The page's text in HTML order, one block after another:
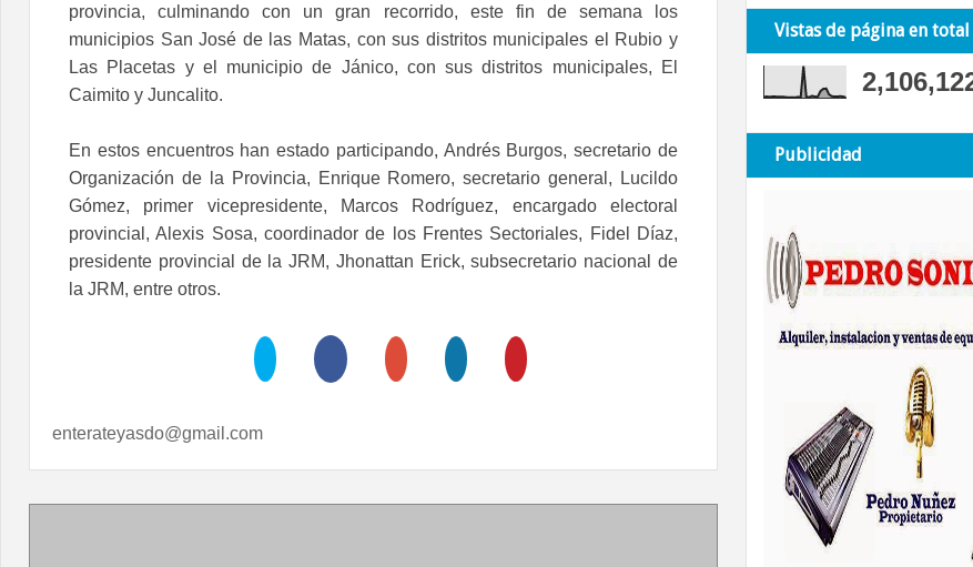
provincia, culminando con un gran recorrido, este fin de semana los
municipios San José de las Matas, con sus distritos municipales el Rubio y
Las Placetas y el municipio de Jánico, con sus distritos municipales, El
Caimito y Juncalito.
En estos encuentros han estado participando, Andrés Burgos, secretario de
Organización de la Provincia, Enrique Romero, secretario general, Lucildo
Gómez, primer vicepresidente, Marcos Rodríguez, encargado electoral
provincial, Alexis Sosa, coordinador de los Frentes Sectoriales, Fidel Díaz,
presidente provincial de la JRM, Jhonattan Erick, subsecretario nacional de
la JRM, entre otros.
enterateyasdo@gmail.com
Vistas de página en total
Publicidad